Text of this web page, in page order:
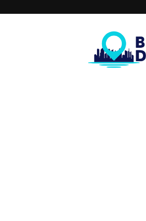
Beograd
Danas